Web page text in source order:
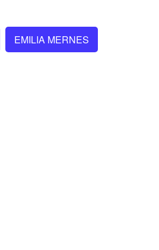
EMILIA MERNES